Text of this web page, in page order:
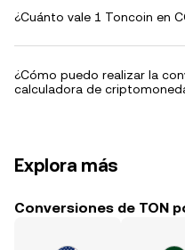
¿Cuánto vale 1 Toncoin en
¿Cómo puedo realizar la
calculadora de
Explora más
Conversiones de TON